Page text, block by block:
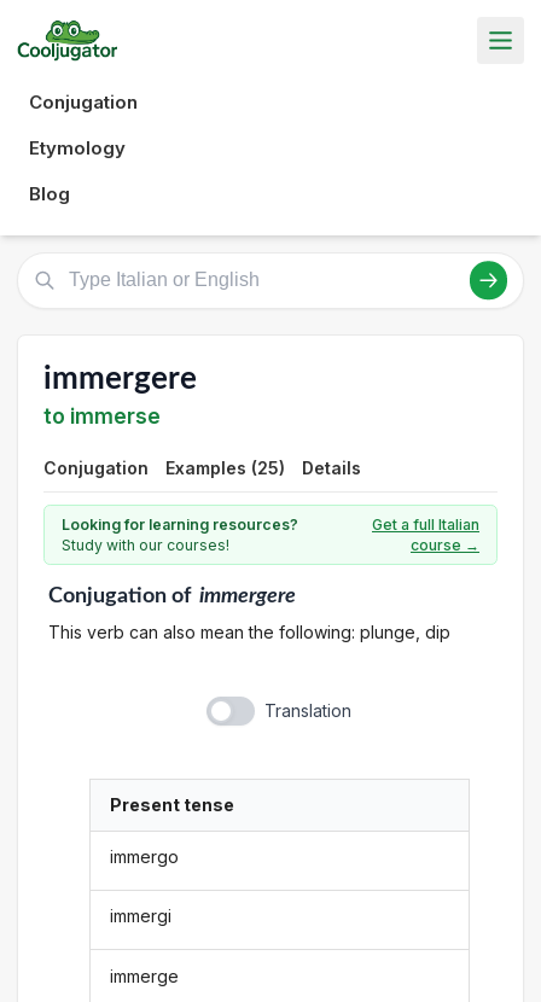
Conjugation
Etymology
Blog
immergere
to immerse
Conjugation Examples (25) Details
Looking for learning resources?
Study with our courses!
Get a full Italian
course →
Conjugationof immergere
This verb can also mean the following: plunge, dip
Translation
Present tense
immergo
immergi
immerge